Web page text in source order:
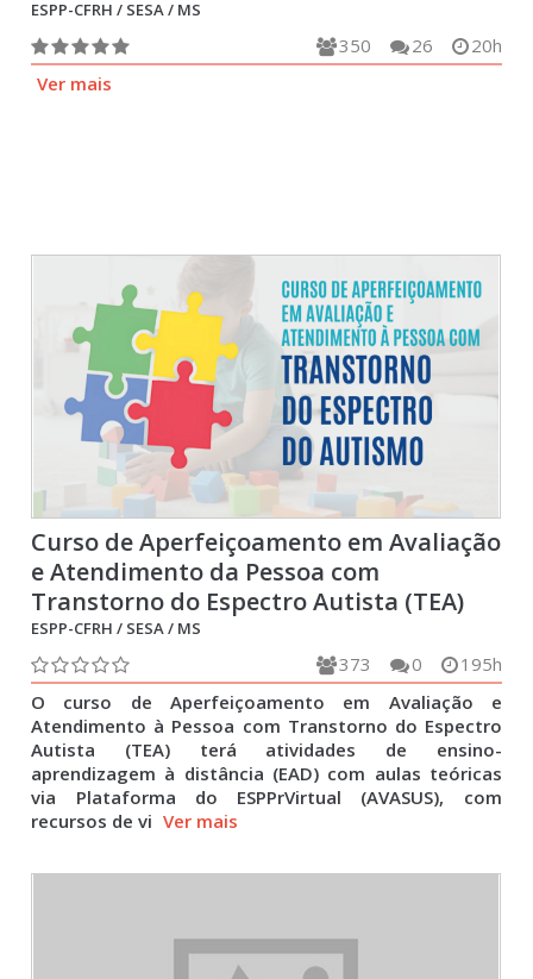
ESPP-CFRH / SESA / MS
20h
26
350
Ver mais
Curso de Aperfeiçoamento em Avaliação
e Atendimento da Pessoa com
Transtorno do Espectro Autista (TEA)
ESPP-CFRH / SESA / MS
195h
0
373
O curso de Aperfeiçoamento em Avaliação e
Atendimento à Pessoa com Transtorno do Espectro
Autista (TEA) terá atividades de ensino-
aprendizagem à distância (EAD) com aulas teóricas
via Plataforma do ESPPrVirtual (AVASUS), com
recursos de vi Ver mais